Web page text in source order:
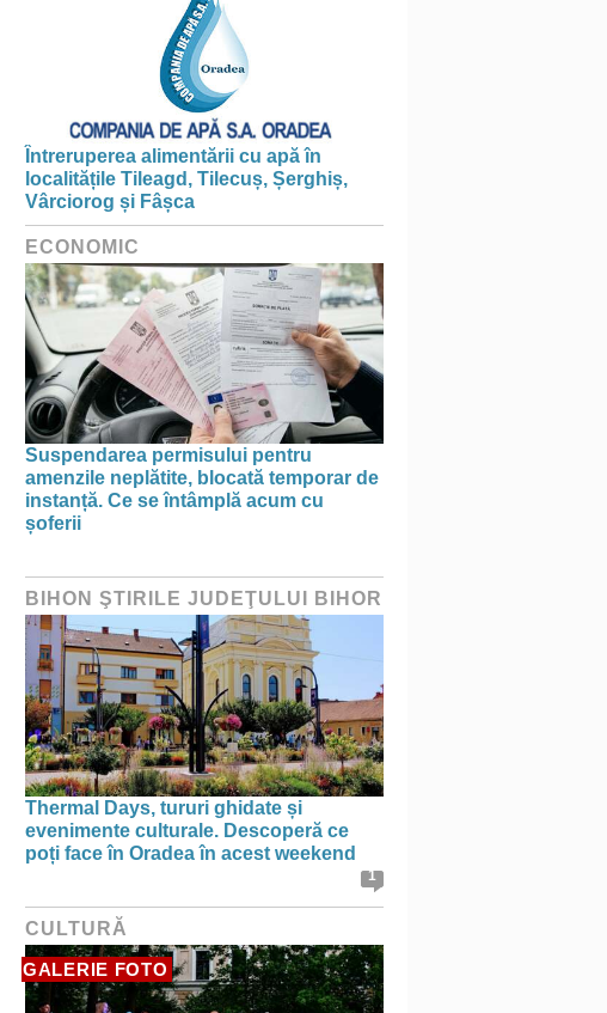
Întreruperea alimentării cu apă în
localitățile Tileagd, Tilecuș, Șerghiș,
Vârciorog și Fâșca
ECONOMIC
Suspendarea permisului pentru
amenzile neplătite, blocată temporar de
instanță. Ce se întâmplă acum cu
șoferii
BIHON ŞTIRILE JUDEŢULUI BIHOR
Thermal Days, tururi ghidate și
evenimente culturale. Descoperă ce
poți face în Oradea în acest weekend
1
CULTURĂ
GALERIE FOTO